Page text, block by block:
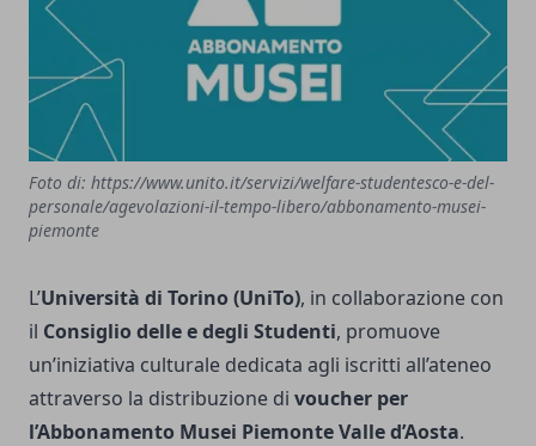
Foto di: https://www.unito.it/servizi/welfare-studentesco-e-del-
personale/agevolazioni-il-tempo-libero/abbonamento-musei-
piemonte
L’Università di Torino (UniTo), in collaborazione con
il Consiglio delle e degli Studenti, promuove
un’iniziativa culturale dedicata agli iscritti all’ateneo
attraverso la distribuzione di voucher per
l’Abbonamento Musei Piemonte Valle d’Aosta.